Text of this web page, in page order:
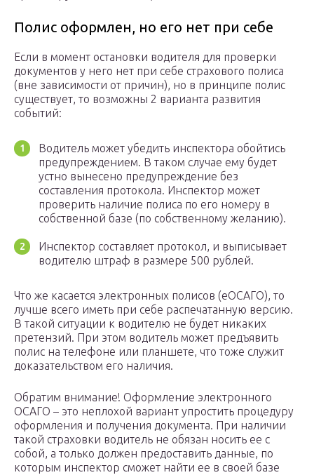
Полис оформлен, но его нет при себе
Если в момент остановки водителя для проверки
документов у него нет при себе страхового полиса
(вне зависимости от причин), но в принципе полис
существует, то возможны 2 варианта развития
событий:
Водитель может убедить инспектора обойтись
предупреждением. В таком случае ему будет
устно вынесено предупреждение без
составления протокола. Инспектор может
проверить наличие полиса по его номеру в
собственной базе (по собственному желанию).
Инспектор составляет протокол, и выписывает
водителю штраф в размере 500 рублей.
Что же касается электронных полисов (еОСАГО), то
лучше всего иметь при себе распечатанную версию.
В такой ситуации к водителю не будет никаких
претензий. При этом водитель может предъявить
полис на телефоне или планшете, что тоже служит
доказательством его наличия.
Обратим внимание! Оформление электронного
ОСАГО – это неплохой вариант упростить процедуру
оформления и получения документа. При наличии
такой страховки водитель не обязан носить ее с
собой, а только должен предоставить данные, по
которым инспектор сможет найти ее в своей базе